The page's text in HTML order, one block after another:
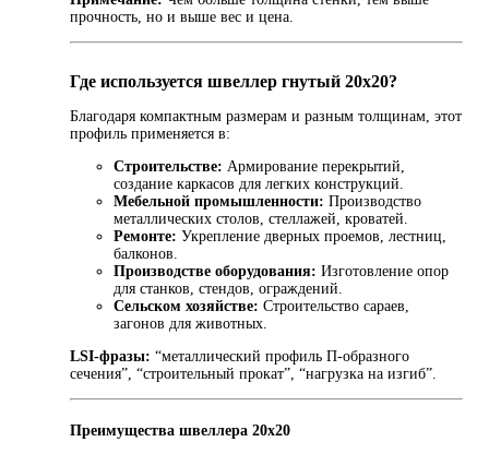
прочность, но и выше вес и цена.
Где используется швеллер гнутый 20х20?
Благодаря компактным размерам и разным толщинам, этот
профиль применяется в:
Строительстве: Армирование перекрытий,
создание каркасов для легких конструкций.
Мебельной промышленности: Производство
металлических столов, стеллажей, кроватей.
Ремонте: Укрепление дверных проемов, лестниц,
балконов.
Производстве оборудования: Изготовление опор
для станков, стендов, ограждений.
Сельском хозяйстве: Строительство сараев,
загонов для животных.
LSI-фразы: “металлический профиль П-образного
сечения”, “строительный прокат”, “нагрузка на изгиб”.
Преимущества швеллера 20х20